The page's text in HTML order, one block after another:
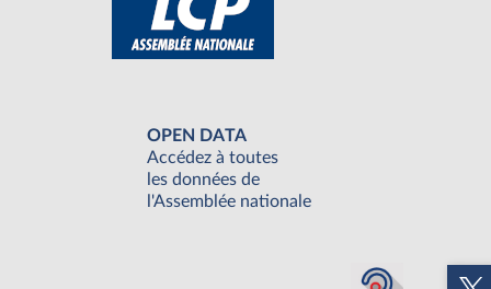
OPEN DATA
Accédez à toutes
les données de
l'Assemblée nationale